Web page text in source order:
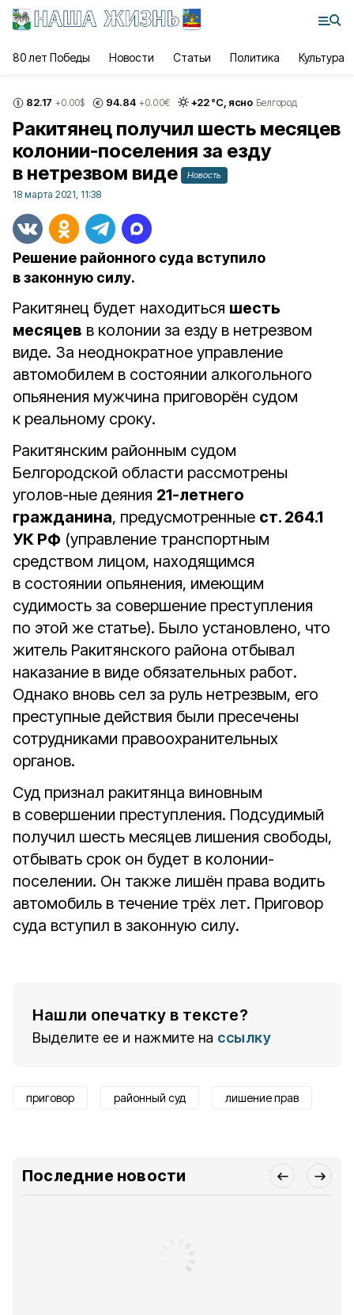
80 лет Победы Новости Статьи Политика Культура
82.17 +0.00$ 94.84 +0.00€ +22°С, ясно Белгород
Ракитянец получил шесть месяцев
колонии-поселения за езду
в нетрезвом виде
Новость
18 марта 2021, 11:38
Решение районного суда вступило
в законную силу.
Ракитянец будет находиться шесть
месяцев в колонии за езду в нетрезвом
виде. За неоднократное управление
автомобилем в состоянии алкогольного
опьянения мужчина приговорён судом
к реальному сроку.
Ракитянским районным судом
Белгородской области рассмотрены
уголов-ные деяния 21-летнего
гражданина, предусмотренные ст. 264.1
УК РФ (управление транспортным
средством лицом, находящимся
в состоянии опьянения, имеющим
судимость за совершение преступления
по этой же статье). Было установлено, что
житель Ракитянского района отбывал
наказание в виде обязательных работ.
Однако вновь сел за руль нетрезвым, его
преступные действия были пресечены
сотрудниками правоохранительных
органов.
Суд признал ракитянца виновным
в совершении преступления. Подсудимый
получил шесть месяцевлишения свободы,
отбывать срок он будет в колонии-
поселении. Он также лишён права водить
автомобиль в течение трёх лет. Приговор
суда вступил в законную силу.
Нашли опечатку в тексте?
Выделите ее и нажмите на ссылку
приговор районный суд лишение прав
Последние новости